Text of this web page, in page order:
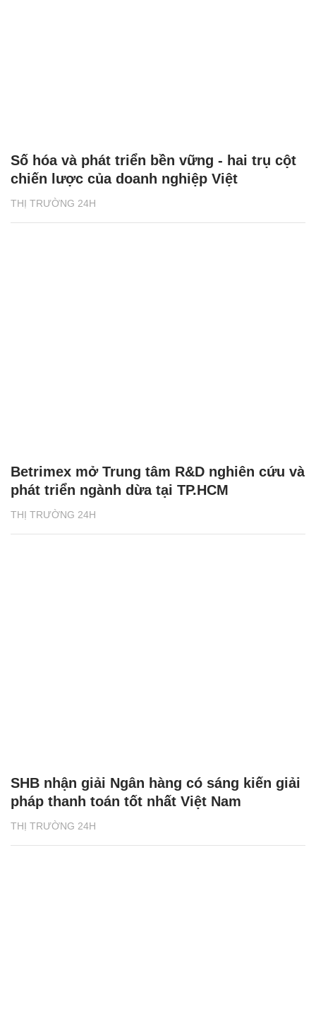
THỊ TRƯỜNG 24H
Số hóa và phát triển bền vững - hai trụ cột
chiến lược của doanh nghiệp Việt
THỊ TRƯỜNG 24H
Betrimex mở Trung tâm R&D nghiên cứu và
phát triển ngành dừa tại TP.HCM
THỊ TRƯỜNG 24H
SHB nhận giải Ngân hàng có sáng kiến giải
pháp thanh toán tốt nhất Việt Nam